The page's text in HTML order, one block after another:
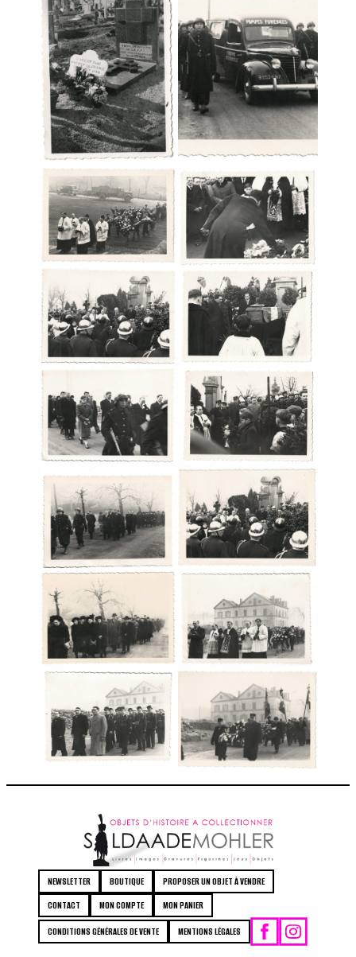
NEWSLETTER BOUTIQUE
PROPOSER UN OBJET À VENDRE
CONTACT
MON COMPTE MON PANIER
CONDITIONS GÉNÉRALES DE VENTE MENTIONS LÉGALES